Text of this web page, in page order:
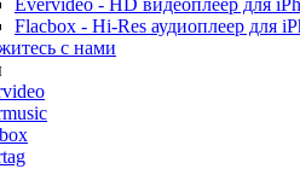
Evervideo - HD видеоплеер для
Flacbox - Hi-Res аудиоплеер для
с нами